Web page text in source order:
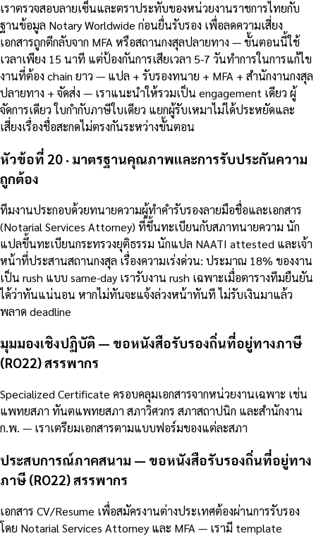
เราตรวจสอบลายเซ็นและตราประทับของหน่วยงานราชการไทยกับ
ฐานข้อมูล Notary Worldwide ก่อนยื่นรับรอง เพื่อลดความเสี่ยง
เอกสารถูกตีกลับจาก MFA หรือสถานกงสุลปลายทาง — ขั้นตอนนี้ใช้
เวลาเพียง 15 นาที แต่ป้องกันการเสียเวลา 5-7 วันทำการในการแก้ไข
งานที่ต้อง chain ยาว — แปล + รับรองทนาย + MFA + สำนักงานกงสุล
ปลายทาง + จัดส่ง — เราแนะนำให้รวมเป็น engagement เดียว ผู้
จัดการเดียว ใบกำกับภาษีใบเดียว แยกผู้รับเหมาไม่ได้ประหยัดและ
เสี่ยงเรื่องชื่อสะกดไม่ตรงกันระหว่างขั้นตอน
หัวข้อที่ 20 · มาตรฐานคุณภาพและการรับประกันความ
ถูกต้อง
ทีมงานประกอบด้วยทนายความผู้ทำคำรับรองลายมือชื่อและเอกสาร
(Notarial Services Attorney) ที่ขึ้นทะเบียนกับสภาทนายความ นัก
แปลขึ้นทะเบียนกระทรวงยุติธรรม นักแปล NAATI attested และเจ้า
หน้าที่ประสานสถานกงสุล เรื่องความเร่งด่วน: ประมาณ 18% ของงาน
เป็น rush แบบ same-day เรารับงาน rush เฉพาะเมื่อตารางทีมยืนยัน
ได้ว่าทันแน่นอน หากไม่ทันจะแจ้งล่วงหน้าทันที ไม่รับเงินมาแล้ว
พลาด deadline
มุมมองเชิงปฏิบัติ — ขอหนังสือรับรองถิ่นที่อยู่ทางภาษี
(RO22) สรรพากร
Specialized Certificate ครอบคลุมเอกสารจากหน่วยงานเฉพาะ เช่น
แพทยสภา ทันตแพทยสภา สภาวิศวกร สภาสถาปนิก และสำนักงาน
ก.พ. — เราเตรียมเอกสารตามแบบฟอร์มของแต่ละสภา
ประสบการณ์ภาคสนาม — ขอหนังสือรับรองถิ่นที่อยู่ทาง
ภาษี (RO22) สรรพากร
เอกสาร CV/Resume เพื่อสมัครงานต่างประเทศต้องผ่านการรับรอง
โดย Notarial Services Attorney และ MFA — เรามี template